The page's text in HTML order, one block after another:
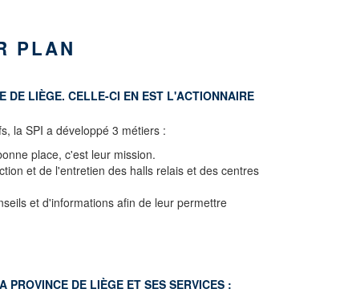
PLAN
DE LIÈGE. CELLE-CI EN EST L'ACTIONNAIRE
la SPI a développé 3 métiers :
place, c'est leur mission.
et de l'entretien des halls relais et des centres
et d'informations afin de leur permettre
PROVINCE DE LIÈGE ET SES SERVICES :